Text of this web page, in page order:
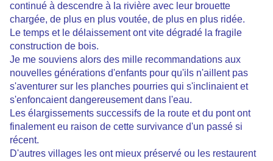
continué à descendre à la rivière avec leur brouette
chargée, de plus en plus voutée, de plus en plus ridée.
Le temps et le délaissement ont vite dégradé la fragile
construction de bois.
Je me souviens alors des mille recommandations aux
nouvelles générations d'enfants pour qu'ils n'aillent pas
s'aventurer sur les planches pourries qui s'inclinaient et
s'enfoncaient dangereusement dans l'eau.
Les élargissements successifs de la route et du pont ont
finalement eu raison de cette survivance d'un passé si
récent.
D'autres villages les ont mieux préservé ou les restaurent